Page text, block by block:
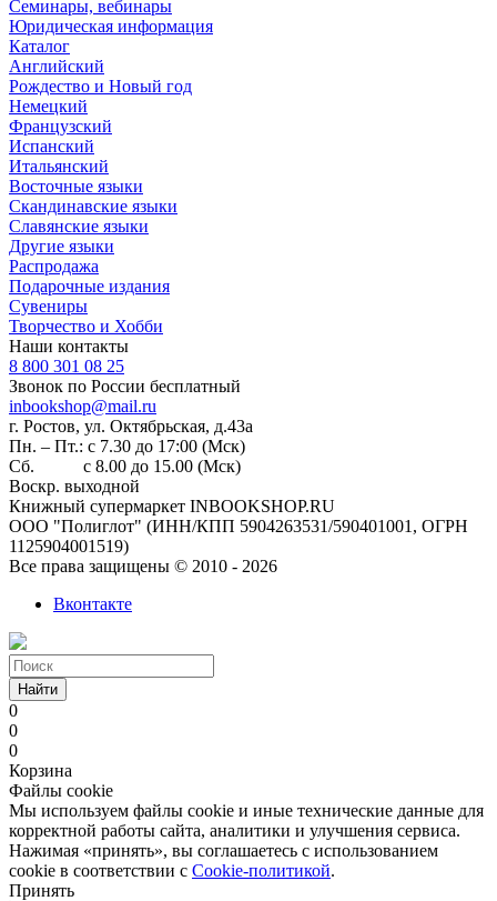
Семинары, вебинары
Юридическая информация
Каталог
Английский
Рождество и Новый год
Немецкий
Французский
Испанский
Итальянский
Восточные языки
Скандинавские языки
Славянские языки
Другие языки
Распродажа
Подарочные издания
Сувениры
Творчество и Хобби
Наши контакты
8 800 301 08 25
Звонок по России бесплатный
inbookshop@mail.ru
г. Ростов, ул. Октябрьская, д.43а
Пн. – Пт.: с 7.30 до 17:00 (Мск)
Сб. с 8.00 до 15.00 (Мск)
Воскр. выходной
Книжный супермаркет INBOOKSHOP.RU
ООО "Полиглот" (ИНН/КПП 5904263531/590401001, ОГРН
1125904001519)
Все права защищены © 2010 - 2026
Вконтакте
Найти
0
0
0
Корзина
Файлы cookie
Мы используем файлы cookie и иные технические данные для
корректной работы сайта, аналитики и улучшения сервиса.
Нажимая «принять», вы соглашаетесь с использованием
cookie в соответствии с Cookie-политикой.
Принять